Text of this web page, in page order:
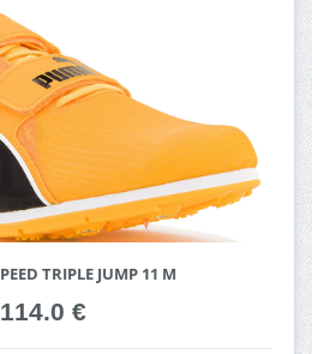
TRIPLE JUMP 11 M
114.0 €